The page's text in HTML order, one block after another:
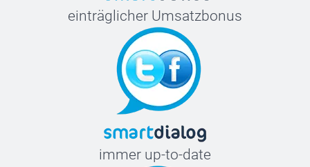
einträglicher Umsatzbonus
immer up-to-date